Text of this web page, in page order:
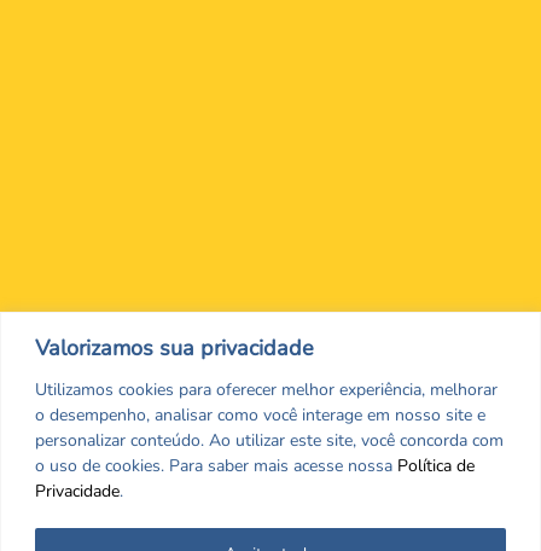
Valorizamos sua privacidade
Utilizamos cookies para oferecer melhor experiência, melhorar
o desempenho, analisar como você interage em nosso site e
personalizar conteúdo. Ao utilizar este site, você concorda com
o uso de cookies. Para saber mais acesse nossa Política de
Privacidade.